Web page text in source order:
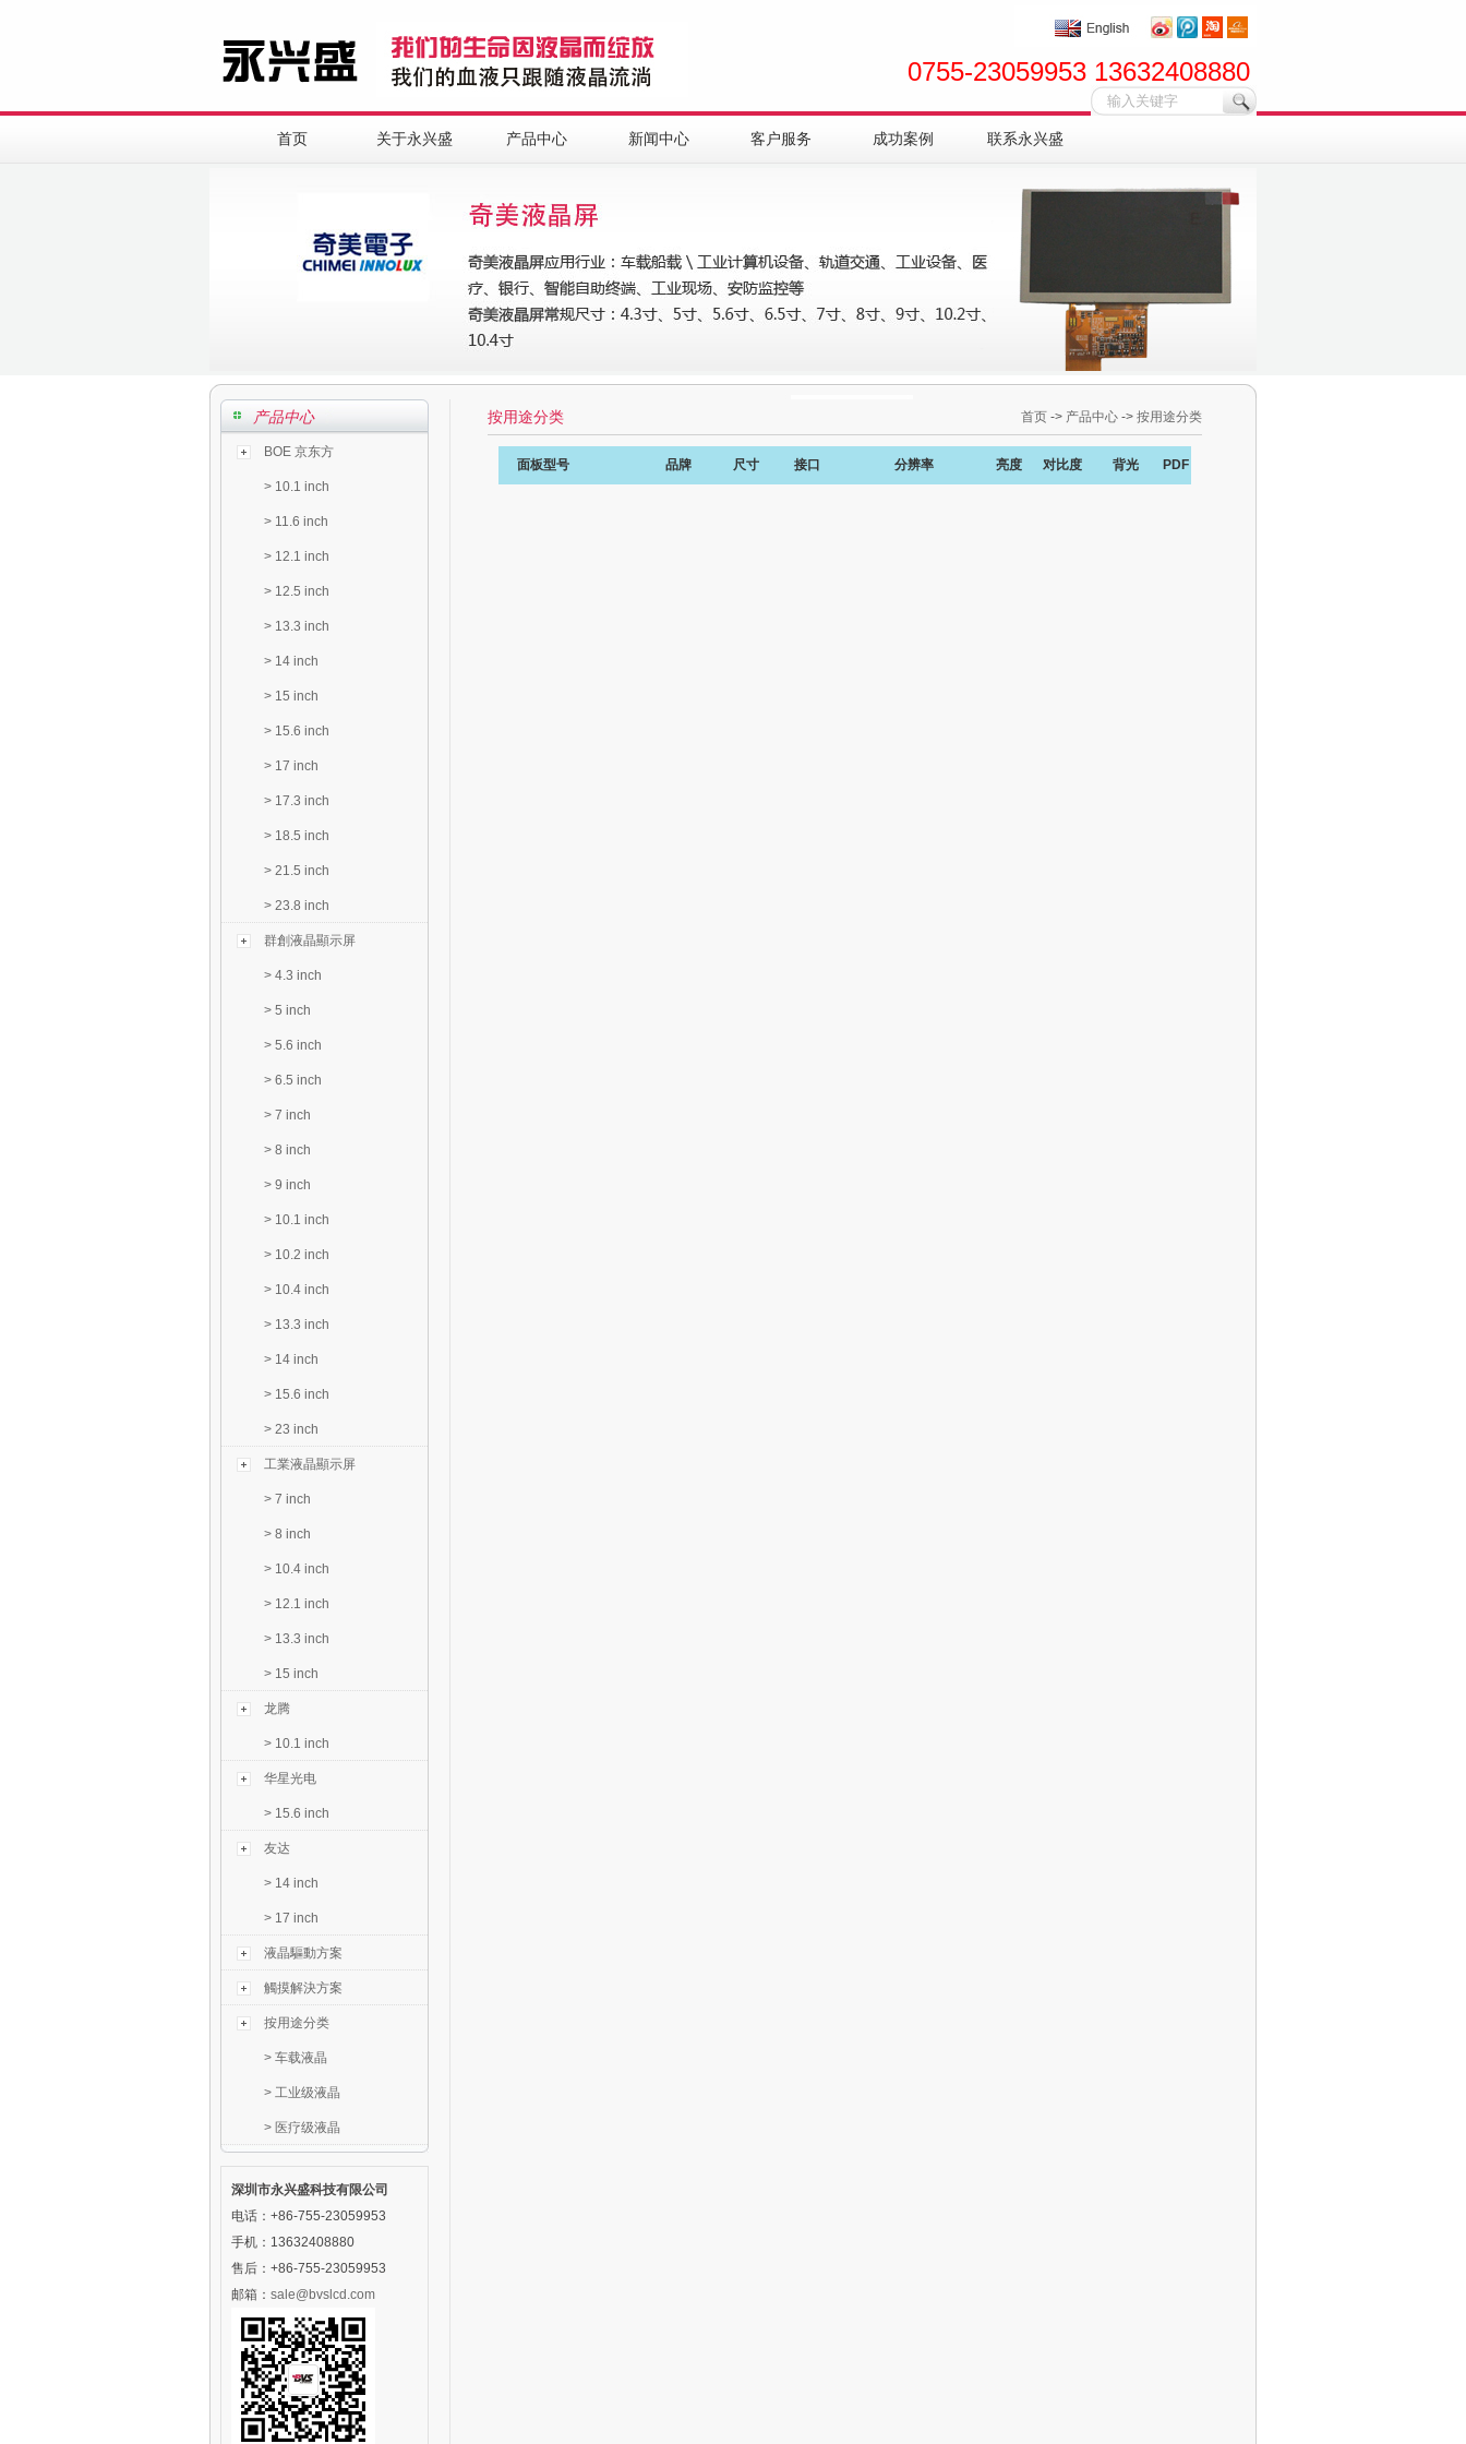
0755-23059953 13632408880
首页 关于永兴盛 产品中心 新闻中心 客户服务 成功案例 联系永兴盛
产品中心
BOE 京东方
> 10.1 inch
> 11.6 inch
> 12.1 inch
> 12.5 inch
> 13.3 inch
> 14 inch
> 15 inch
> 15.6 inch
> 17 inch
> 17.3 inch
> 18.5 inch
> 21.5 inch
> 23.8 inch
群創液晶顯示屏
> 4.3 inch
> 5 inch
> 5.6 inch
> 6.5 inch
> 7 inch
> 8 inch
> 9 inch
> 10.1 inch
> 10.2 inch
> 10.4 inch
> 13.3 inch
> 14 inch
> 15.6 inch
> 23 inch
工業液晶顯示屏
> 7 inch
> 8 inch
> 10.4 inch
> 12.1 inch
> 13.3 inch
> 15 inch
龙腾
> 10.1 inch
华星光电
> 15.6 inch
友达
> 14 inch
> 17 inch
液晶驅動方案
觸摸解決方案
按用途分类
> 车载液晶
> 工业级液晶
> 医疗级液晶
深圳市永兴盛科技有限公司
电话：+86-755-23059953
手机：13632408880
售后：+86-755-23059953
邮箱： sale@bvslcd.com
首页 -> 产品中心 -> 按用途分类
按用途分类
面板型号 品牌 尺寸 接口 分辨率 亮度 对比度 背光 PDF